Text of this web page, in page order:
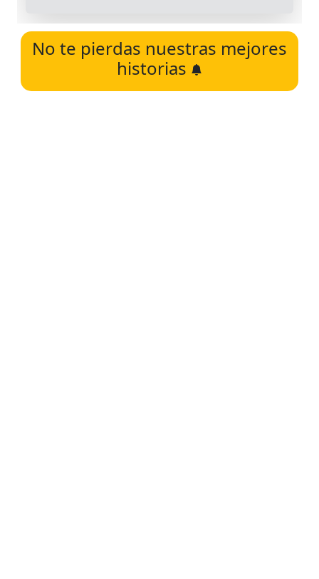
No te pierdas nuestras mejores
historias